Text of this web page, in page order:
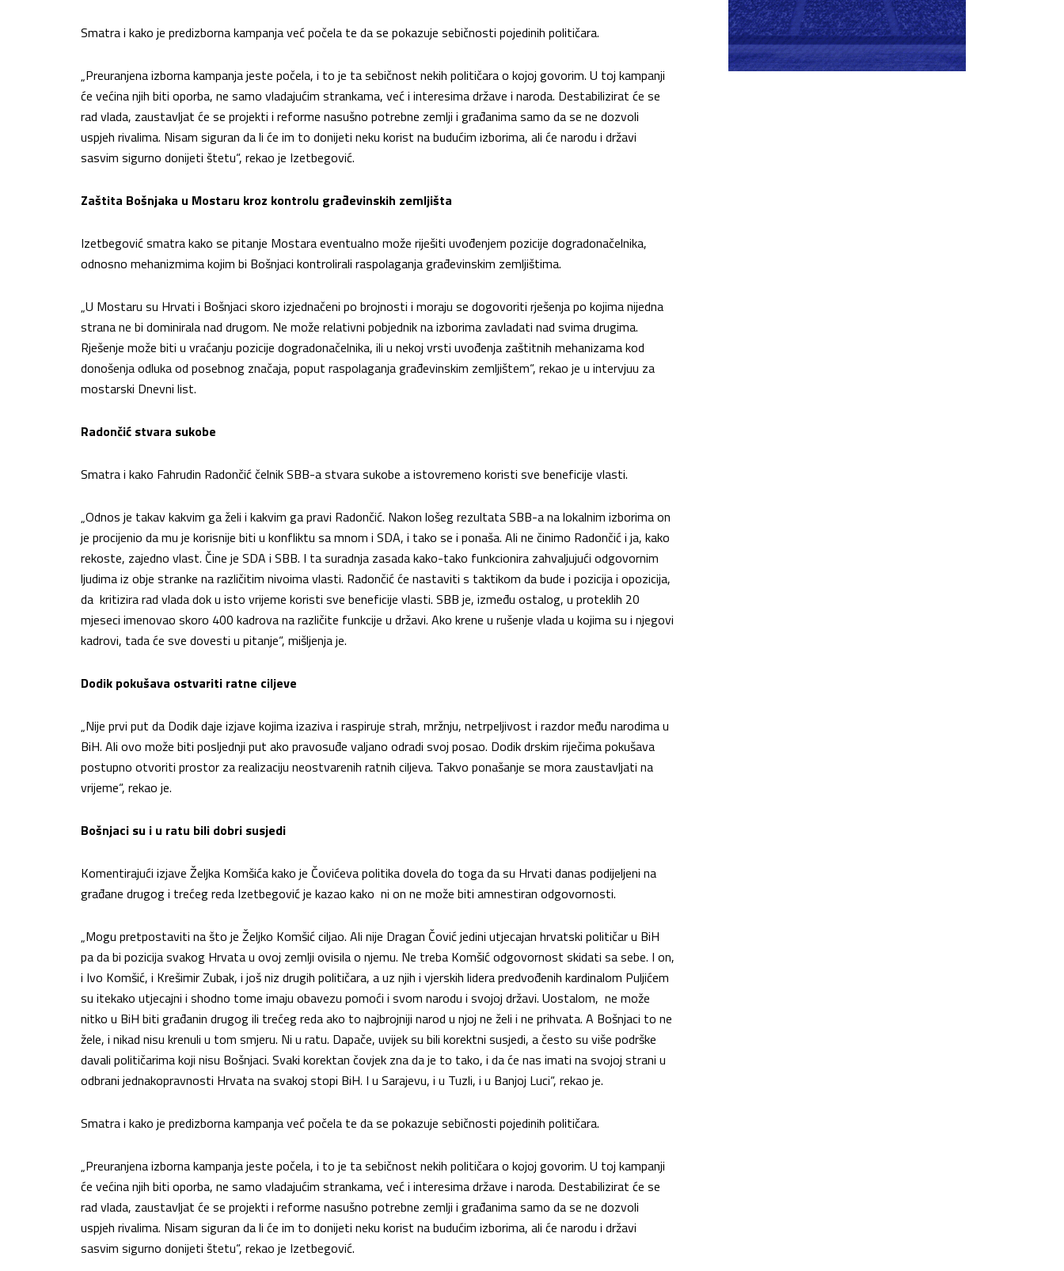
Smatra i kako je predizborna kampanja već počela te da se pokazuje sebičnosti pojedinih političara.
„Preuranjena izborna kampanja jeste počela, i to je ta sebičnost nekih političara o kojoj govorim. U toj kampanji
će većina njih biti oporba, ne samo vladajućim strankama, već i interesima države i naroda. Destabilizirat će se
rad vlada, zaustavljat će se projekti i reforme nasušno potrebne zemlji i građanima samo da se ne dozvoli
uspjeh rivalima. Nisam siguran da li će im to donijeti neku korist na budućim izborima, ali će narodu i državi
sasvim sigurno donijeti štetu“, rekao je Izetbegović.
Zaštita Bošnjaka u Mostaru kroz kontrolu građevinskih zemljišta
Izetbegović smatra kako se pitanje Mostara eventualno može riješiti uvođenjem pozicije dogradonačelnika,
odnosno mehanizmima kojim bi Bošnjaci kontrolirali raspolaganja građevinskim zemljištima.
„U Mostaru su Hrvati i Bošnjaci skoro izjednačeni po brojnosti i moraju se dogovoriti rješenja po kojima nijedna
strana ne bi dominirala nad drugom. Ne može relativni pobjednik na izborima zavladati nad svima drugima.
Rješenje može biti u vraćanju pozicije dogradonačelnika, ili u nekoj vrsti uvođenja zaštitnih mehanizama kod
donošenja odluka od posebnog značaja, poput raspolaganja građevinskim zemljištem“, rekao je u intervjuu za
mostarski Dnevni list.
Radončić stvara sukobe
Smatra i kako Fahrudin Radončić čelnik SBB-a stvara sukobe a istovremeno koristi sve beneficije vlasti.
„Odnos je takav kakvim ga želi i kakvim ga pravi Radončić. Nakon lošeg rezultata SBB-a na lokalnim izborima on
je procijenio da mu je korisnije biti u konfliktu sa mnom i SDA, i tako se i ponaša. Ali ne činimo Radončić i ja, kako
rekoste, zajedno vlast. Čine je SDA i SBB. I ta suradnja zasada kako-tako funkcionira zahvaljujući odgovornim
ljudima iz obje stranke na različitim nivoima vlasti. Radončić će nastaviti s taktikom da bude i pozicija i opozicija,
da kritizira rad vlada dok u isto vrijeme koristi sve beneficije vlasti. SBB je, između ostalog, u proteklih 20
mjeseci imenovao skoro 400 kadrova na različite funkcije u državi. Ako krene u rušenje vlada u kojima su i njegovi
kadrovi, tada će sve dovesti u pitanje“, mišljenja je.
Dodik pokušava ostvariti ratne ciljeve
„Nije prvi put da Dodik daje izjave kojima izaziva i raspiruje strah, mržnju, netrpeljivost i razdor među narodima u
BiH. Ali ovo može biti posljednji put ako pravosuđe valjano odradi svoj posao. Dodik drskim riječima pokušava
postupno otvoriti prostor za realizaciju neostvarenih ratnih ciljeva. Takvo ponašanje se mora zaustavljati na
vrijeme“, rekao je.
Bošnjaci su i u ratu bili dobri susjedi
Komentirajući izjave Željka Komšića kako je Čovićeva politika dovela do toga da su Hrvati danas podijeljeni na
građane drugog i trećeg reda Izetbegović je kazao kako ni on ne može biti amnestiran odgovornosti.
„Mogu pretpostaviti na što je Željko Komšić ciljao. Ali nije Dragan Čović jedini utjecajan hrvatski političar u BiH
pa da bi pozicija svakog Hrvata u ovoj zemlji ovisila o njemu. Ne treba Komšić odgovornost skidati sa sebe. I on,
i Ivo Komšić, i Krešimir Zubak, i još niz drugih političara, a uz njih i vjerskih lidera predvođenih kardinalom Puljićem
su itekako utjecajni i shodno tome imaju obavezu pomoći i svom narodu i svojoj državi. Uostalom, ne može
nitko u BiH biti građanin drugog ili trećeg reda ako to najbrojniji narod u njoj ne želi i ne prihvata. A Bošnjaci to ne
žele, i nikad nisu krenuli u tom smjeru. Ni u ratu. Dapače, uvijek su bili korektni susjedi, a često su više podrške
davali političarima koji nisu Bošnjaci. Svaki korektan čovjek zna da je to tako, i da će nas imati na svojoj strani u
odbrani jednakopravnosti Hrvata na svakoj stopi BiH. I u Sarajevu, i u Tuzli, i u Banjoj Luci“, rekao je.
Smatra i kako je predizborna kampanja već počela te da se pokazuje sebičnosti pojedinih političara.
„Preuranjena izborna kampanja jeste počela, i to je ta sebičnost nekih političara o kojoj govorim. U toj kampanji
će većina njih biti oporba, ne samo vladajućim strankama, već i interesima države i naroda. Destabilizirat će se
rad vlada, zaustavljat će se projekti i reforme nasušno potrebne zemlji i građanima samo da se ne dozvoli
uspjeh rivalima. Nisam siguran da li će im to donijeti neku korist na budućim izborima, ali će narodu i državi
sasvim sigurno donijeti štetu“, rekao je Izetbegović.